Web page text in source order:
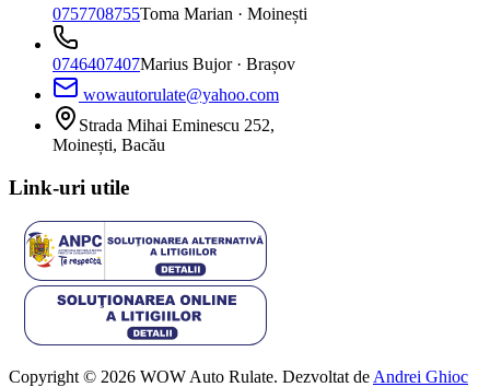
0757708755Toma Marian · Moinești
0746407407Marius Bujor · Brașov
wowautorulate@yahoo.com
Strada Mihai Eminescu 252,
Moinești, Bacău
Link-uri utile
Copyright © 2026 WOW Auto Rulate. Dezvoltat de Andrei Ghioc